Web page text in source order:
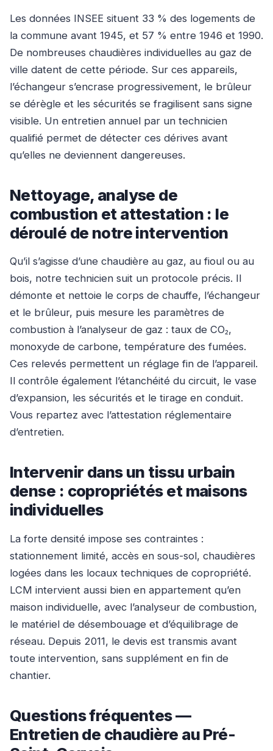
Les données INSEE situent 33 % des logements de
la commune avant 1945, et 57 % entre 1946 et 1990.
De nombreuses chaudières individuelles au gaz de
ville datent de cette période. Sur ces appareils,
l’échangeur s’encrase progressivement, le brûleur
se dérègle et les sécurités se fragilisent sans signe
visible. Un entretien annuel par un technicien
qualifié permet de détecter ces dérives avant
qu’elles ne deviennent dangereuses.
Nettoyage, analyse de
combustion et attestation : le
déroulé de notre intervention
Qu’il s’agisse d’une chaudière au gaz, au fioul ou au
bois, notre technicien suit un protocole précis. Il
démonte et nettoie le corps de chauffe, l’échangeur
et le brûleur, puis mesure les paramètres de
combustion à l’analyseur de gaz : taux de CO₂,
monoxyde de carbone, température des fumées.
Ces relevés permettent un réglage fin de l’appareil.
Il contrôle également l’étanchéité du circuit, le vase
d’expansion, les sécurités et le tirage en conduit.
Vous repartez avec l’attestation réglementaire
d’entretien.
Intervenir dans un tissu urbain
dense : copropriétés et maisons
individuelles
La forte densité impose ses contraintes :
stationnement limité, accès en sous-sol, chaudières
logées dans les locaux techniques de copropriété.
LCM intervient aussi bien en appartement qu’en
maison individuelle, avec l’analyseur de combustion,
le matériel de désembouage et d’équilibrage de
réseau. Depuis 2011, le devis est transmis avant
toute intervention, sans supplément en fin de
chantier.
Questions fréquentes —
Entretien de chaudière au Pré-